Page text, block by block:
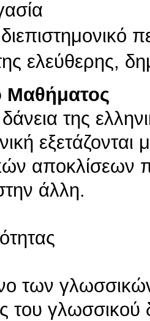
ελεύθερης,
Μαθήματος
της
εξετάζονται
αποκλίσεων
άλλη.
των
του γλωσσικού